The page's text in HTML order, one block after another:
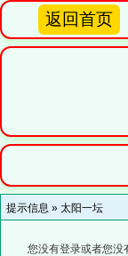
返回首页
提示信息 » 太阳一坛
您没有登录或者您没